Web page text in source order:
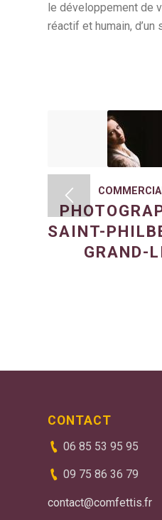
le développement de
réactif et humain,
SAINT-
GRAND-
CONTACT
06 85 53 95 95
09 75 86 36 79
contact@comfettis.fr